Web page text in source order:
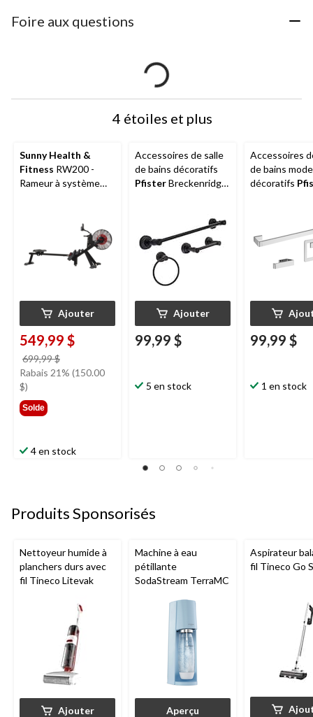
Foire aux questions
4 étoiles et plus
Sunny Health &
Fitness RW200 -
Rameur à système
Ajouter
549,99 $
699,99 $
était
Rabais 21% (150.00
$)
Solde
4 en stock
Accessoires de salle
de bains décoratifs
PfisterBreckenridge,
Ajouter
99,99 $
5 en stock
Accessoires
de bains
décoratifs
99,99 $
1 en stock
Produits Sponsorisés
Nettoyeur humide à
planchers durs avec
fil Tineco Litevak
Ajouter
Machine à eau
pétillante
SodaStream TerraMC
Aperçu
Aspirateur
fil Tineco Go